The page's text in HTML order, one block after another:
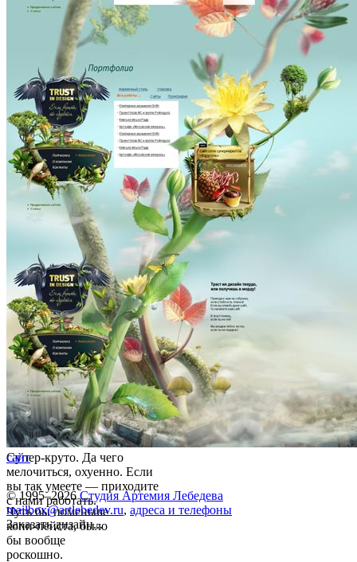
Супер-круто. Да чего
мелочиться, охуенно. Если
вы так умеете — приходите
с нами работать.
Чуть бы поменьше
копи-пейста, было
бы вообще
роскошно.
сайт
© 1995–2026 Студия Артемия Лебедева
mailbox@artlebedev.ru, адреса и телефоны
Заказать дизайн...